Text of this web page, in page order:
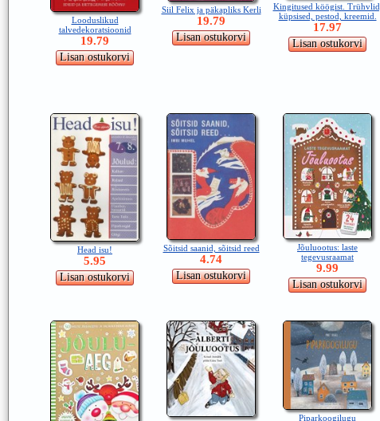
Looduslikud
talvedekoratsioonid
19.79
Siil Felix ja päkapliks Kerli
19.79
Kingitused köögist. Trühvlid,
küpsised, pestod, kreemid.
17.97
Head isu!
5.95
Sõitsid saanid, sõitsid reed
4.74
Jõuluootus: laste
tegevusraamat
9.99
Piparkoogilugu